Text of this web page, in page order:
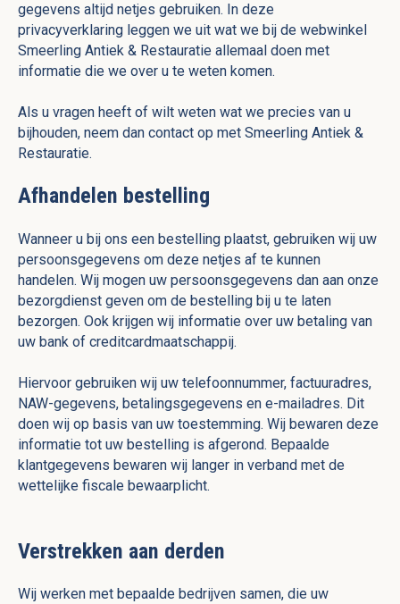
gegevens altijd netjes gebruiken. In deze
privacyverklaring leggen we uit wat we bij de webwinkel
Smeerling Antiek & Restauratie allemaal doen met
informatie die we over u te weten komen.
Als u vragen heeft of wilt weten wat we precies van u
bijhouden, neem dan contact op met Smeerling Antiek &
Restauratie.
Afhandelen bestelling
Wanneer u bij ons een bestelling plaatst, gebruiken wij uw
persoonsgegevens om deze netjes af te kunnen
handelen. Wij mogen uw persoonsgegevens dan aan onze
bezorgdienst geven om de bestelling bij u te laten
bezorgen. Ook krijgen wij informatie over uw betaling van
uw bank of creditcardmaatschappij.
Hiervoor gebruiken wij uw telefoonnummer, factuuradres,
NAW-gegevens, betalingsgegevens en e-mailadres. Dit
doen wij op basis van uw toestemming. Wij bewaren deze
informatie tot uw bestelling is afgerond. Bepaalde
klantgegevens bewaren wij langer in verband met de
wettelijke fiscale bewaarplicht.
Verstrekken aan derden
Wij werken met bepaalde bedrijven samen, die uw